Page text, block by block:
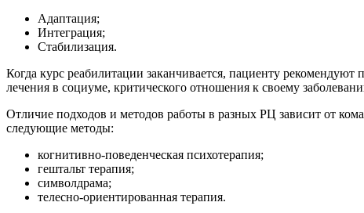
Адаптация;
Интеграция;
Стабилизация.
Когда курс реабилитации заканчивается, пациенту
лечения в социуме, критического отношения к своему
Отличие подходов и методов работы в разных РЦ зависит от
следующие методы:
когнитивно-поведенческая психотерапия;
гештальт терапия;
символдрама;
телесно-ориентированная терапия.